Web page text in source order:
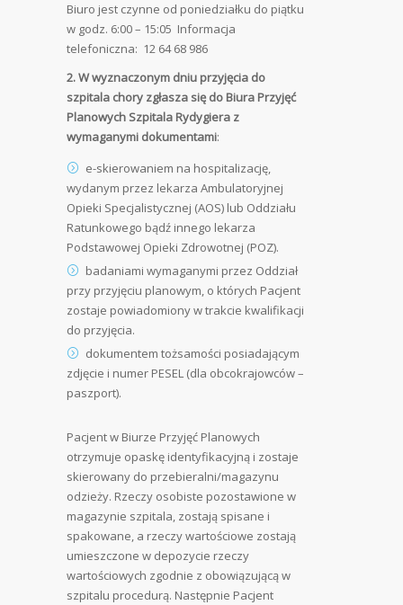
Biuro jest czynne od poniedziałku do piątku
w godz. 6:00 – 15:05 Informacja
telefoniczna: 12 64 68 986
2. W wyznaczonym dniu przyjęcia do
szpitala chory zgłasza się do Biura Przyjęć
Planowych Szpitala Rydygiera z
wymaganymi dokumentami:
e-skierowaniem na hospitalizację,
wydanym przez lekarza Ambulatoryjnej
Opieki Specjalistycznej (AOS) lub Oddziału
Ratunkowego bądź innego lekarza
Podstawowej Opieki Zdrowotnej (POZ).
badaniami wymaganymi przez Oddział
przy przyjęciu planowym, o których Pacjent
zostaje powiadomiony w trakcie kwalifikacji
do przyjęcia.
dokumentem tożsamości posiadającym
zdjęcie i numer PESEL (dla obcokrajowców –
paszport).
Pacjent w Biurze Przyjęć Planowych
otrzymuje opaskę identyfikacyjną i zostaje
skierowany do przebieralni/magazynu
odzieży. Rzeczy osobiste pozostawione w
magazynie szpitala, zostają spisane i
spakowane, a rzeczy wartościowe zostają
umieszczone w depozycie rzeczy
wartościowych zgodnie z obowiązującą w
szpitalu procedurą. Następnie Pacjent